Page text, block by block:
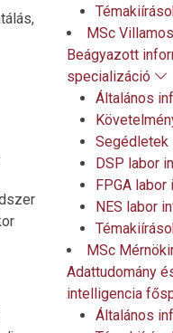
MSc
Beágyazott
specializáció
Általános
Segédletek
DSP labor
FPGA
NES labor
MSc
Adattudomány
intelligencia
Általános